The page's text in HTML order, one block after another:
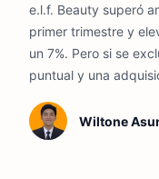
e.l.f. Beauty superó
primer trimestre y
un 7%. Pero si se
puntual y una
Wiltone